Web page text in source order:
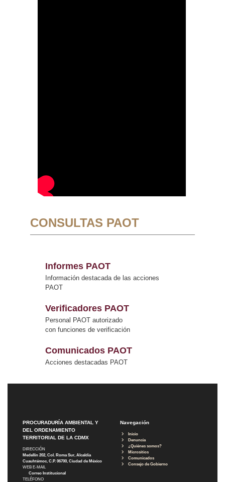
CONSULTAS PAOT
Informes PAOT
Información destacada de las acciones
PAOT
Verificadores PAOT
Personal PAOT autorizado
con funciones de verificación
Comunicados PAOT
Acciones destacadas PAOT
PROCURADURÍA AMBIENTAL Y
DEL ORDENAMIENTO
TERRITORIAL DE LA CDMX
DIRECCIÓN
Medellín 202, Col. Roma Sur, Alcaldía
Cuauhtémoc, C.P. 06700, Ciudad de México
WEB E-MAIL
Correo Institucional
TELÉFONO
Navegación
Inicio
Denuncia
¿Quiénes somos?
Micrositios
Comunicados
Consejo de Gobierno